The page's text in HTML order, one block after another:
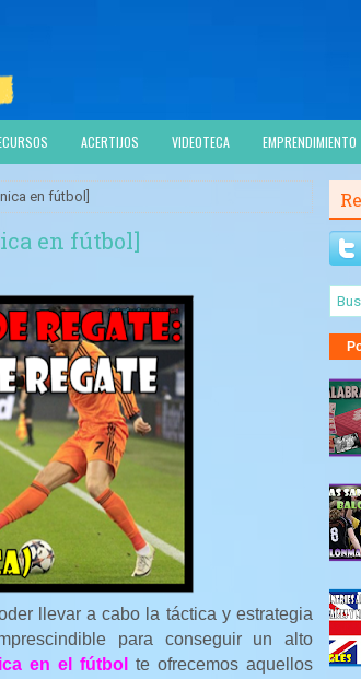
ACERTIJOS VIDEOTECA EMPRENDIMIENTO
en fútbol]
en fútbol]
llevar a cabo la táctica y estrategia
para conseguir un alto
en el fútbol
te ofrecemos aquellos